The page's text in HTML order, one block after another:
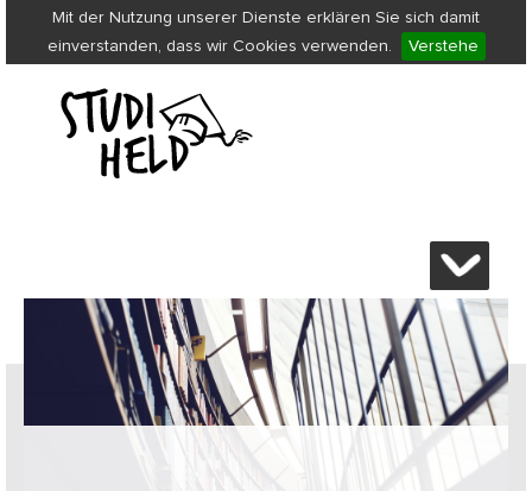
Mit der Nutzung unserer Dienste erklären Sie sich damit
einverstanden, dass wir Cookies verwenden.
Verstehe